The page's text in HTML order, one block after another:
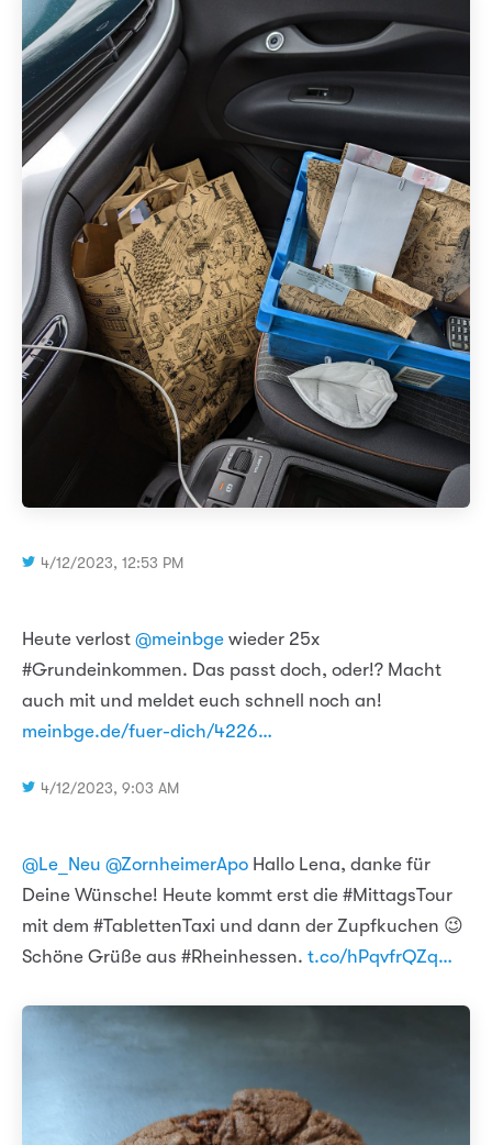
4/12/2023, 12:53 PM
Heute verlost @meinbge wieder 25x
#Grundeinkommen. Das passt doch, oder!? Macht
auch mit und meldet euch schnell noch an!
meinbge.de/fuer-dich/4226…
4/12/2023, 9:03 AM
@Le_Neu @ZornheimerApo Hallo Lena, danke für
Deine Wünsche! Heute kommt erst die #MittagsTour
mit dem #TablettenTaxi und dann der Zupfkuchen 😉
Schöne Grüße aus #Rheinhessen. t.co/hPqvfrQZq…